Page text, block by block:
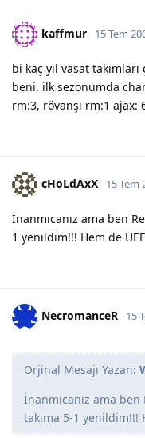
kaffmur 15 Tem
bi kaç yıl vasat
beni. ilk sezonumda
rm:3, rövanşı rm:1 ajax:
cHoLdAxX 15 Tem
İnanmıcanız ama ben
1 yenildim!!! Hem de
NecromanceR 15
Orjinal Mesajı Yazan:
İnanmıcanız ama
takıma 5-1 yenildim!!!